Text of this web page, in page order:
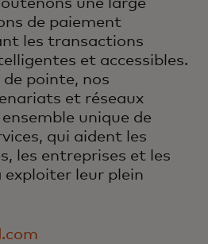
de paiement
les transactions
et accessibles.
pointe, nos
et réseaux
unique de
qui aident les
les entreprises et les
leur plein